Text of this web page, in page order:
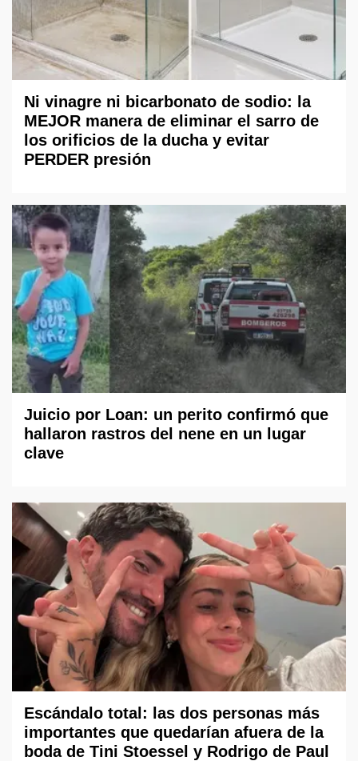
Ni vinagre ni bicarbonato de sodio: la
MEJOR manera de eliminar el sarro de
los orificios de la ducha y evitar
PERDER presión
Juicio por Loan: un perito confirmó que
hallaron rastros del nene en un lugar
clave
Escándalo total: las dos personas más
importantes que quedarían afuera de la
boda de Tini Stoessel y Rodrigo de Paul